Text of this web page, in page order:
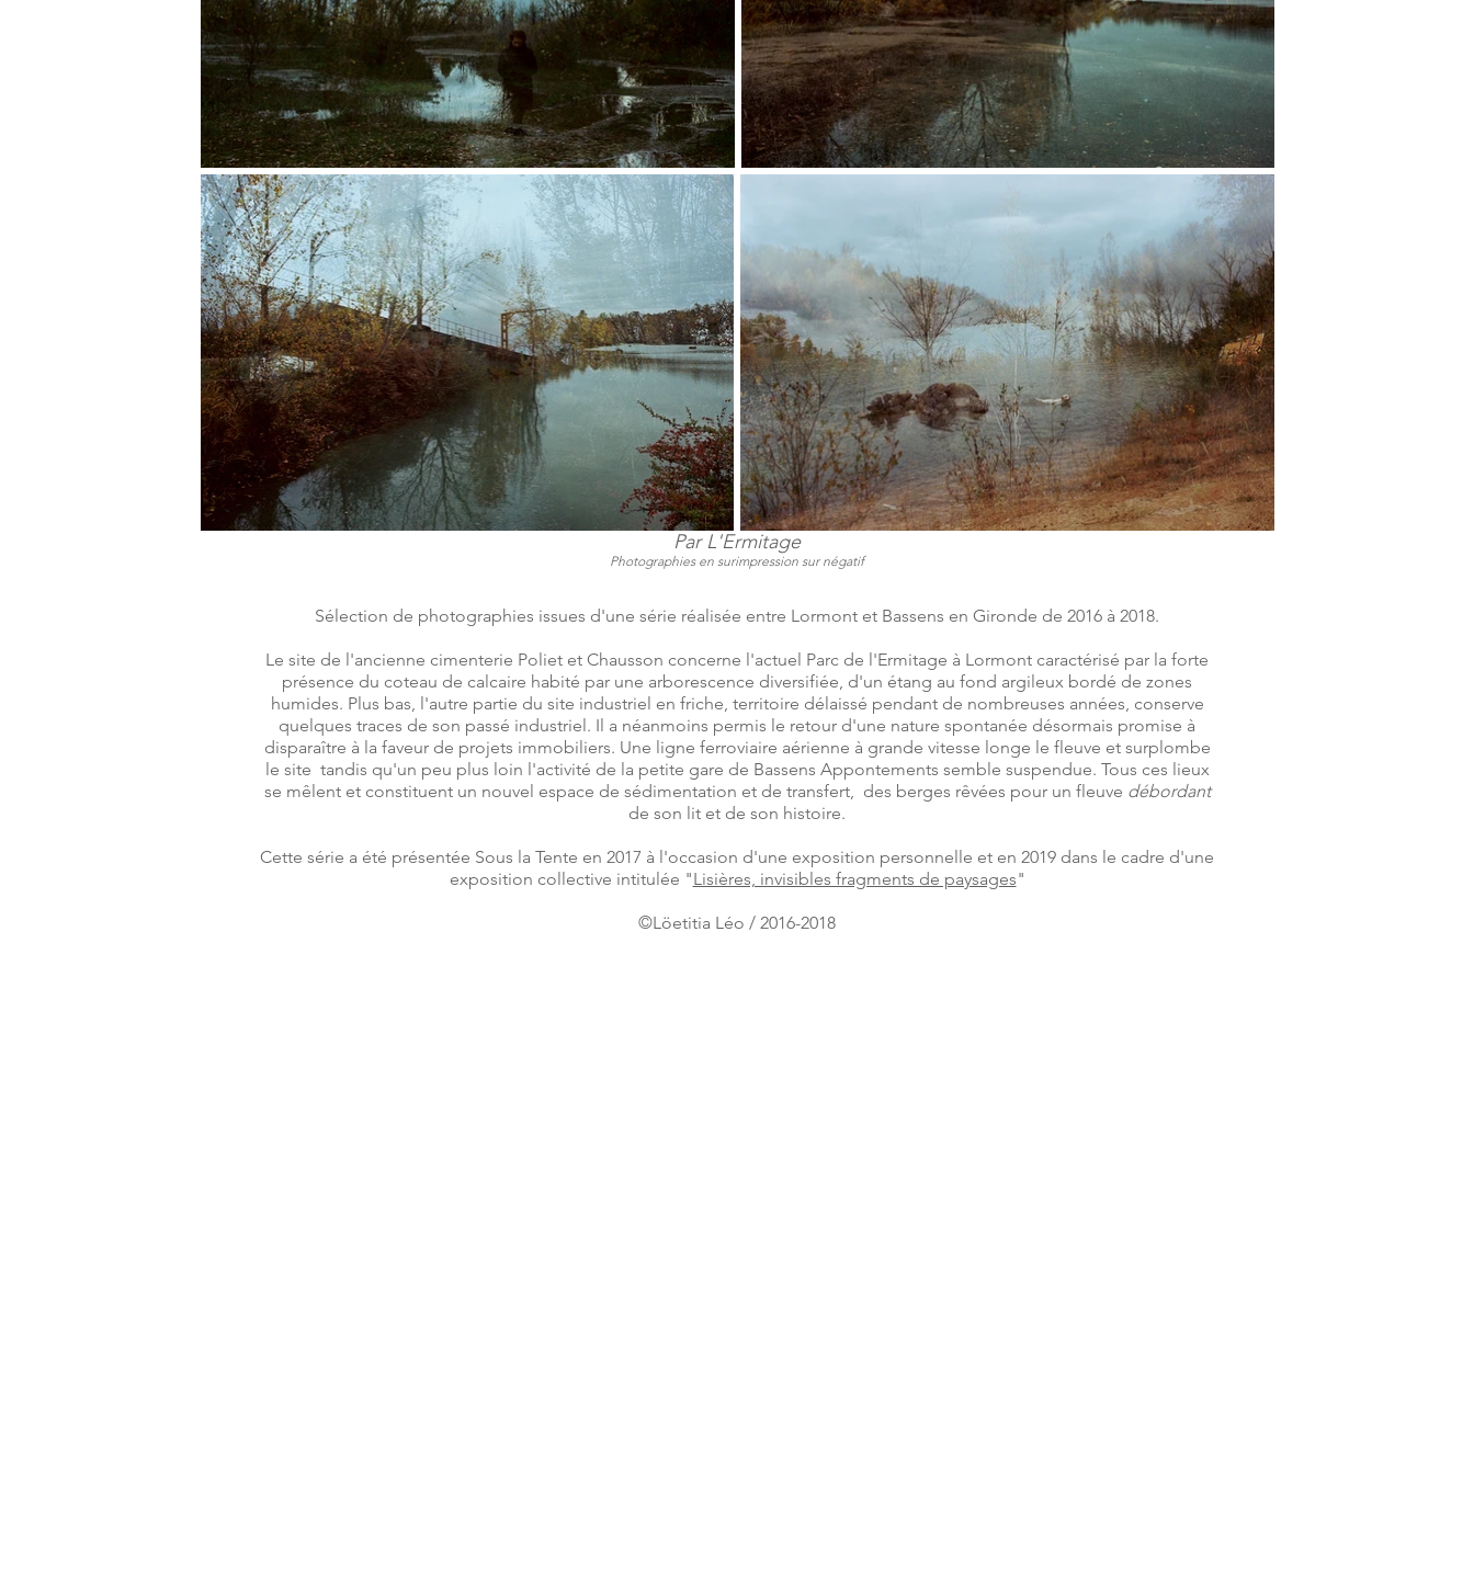
Par L'Ermitage
Photographies en surimpression sur négatif
Sélection de photographies issues d'une série réalisée entre Lormont et Bassens en Gironde de 2016 à 2018.
Le site de l'ancienne cimenterie Poliet et Chausson concerne l'actuel Parc de l'Ermitage à Lormont caractérisé par la forte
présence du coteau de calcaire habité par une arborescence diversifiée, d'un étang au fond argileux bordé de zones
humides. Plus bas, l'autre partie du site industriel en friche, territoire délaissé pendant de nombreuses années, conserve
quelques traces de son passé industriel. Il a néanmoins permis le retour d'une nature spontanée désormais promise à
disparaître à la faveur de projets immobiliers. Une ligne ferroviaire aérienne à grande vitesse longe le fleuve et surplombe
le site tandis qu'un peu plus loin l'activité de la petite gare de Bassens Appontements semble suspendue. Tous ces lieux
se mêlent et constituent un nouvel espace de sédimentation et de transfert, des berges rêvées pour un fleuve débordant
de son lit et de son histoire.
Cette série a été présentée Sous la Tente en 2017 à l'occasion d'une exposition personnelle et en 2019 dans le cadre d'une
exposition collective intitulée "Lisières, invisibles fragments de paysages"
©Löetitia Léo / 2016-2018